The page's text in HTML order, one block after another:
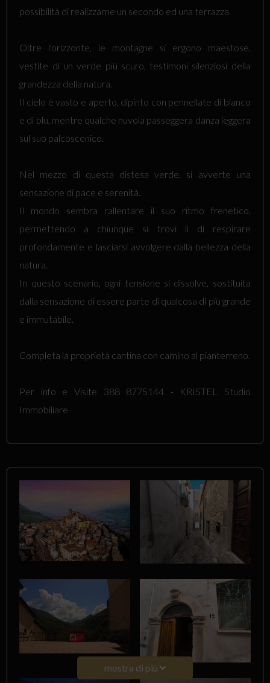
possibilità di realizzarne un secondo ed una terrazza.
Oltre l'orizzonte, le montagne si ergono maestose,
vestite di un verde più scuro, testimoni silenziosi della
grandezza della natura.
Il cielo è vasto e aperto, dipinto con pennellate di bianco
e di blu, mentre qualche nuvola passeggera danza leggera
sul suo palcoscenico.
Nel mezzo di questa distesa verde, si avverte una
sensazione di pace e serenità.
Il mondo sembra rallentare il suo ritmo frenetico,
permettendo a chiunque si trovi lì di respirare
profondamente e lasciarsi avvolgere dalla bellezza della
natura.
In questo scenario, ogni tensione si dissolve, sostituita
dalla sensazione di essere parte di qualcosa di più grande
e immutabile.
Completa la proprietà cantina con camino al pianterreno.
Per info e Visite 388 8775144 - KRISTEL Studio
Immobiliare
mostra di più